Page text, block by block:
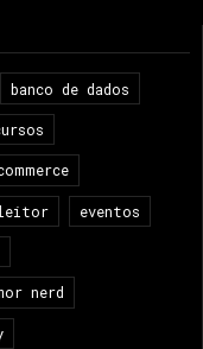
banco de dados
leitor eventos
nerd